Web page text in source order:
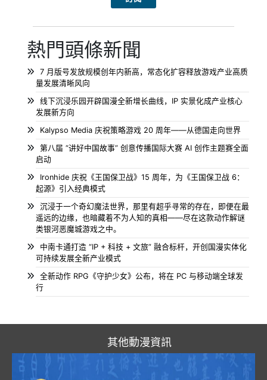
熱門頭條新聞
7 月版号发放规模创年内新高，常态化扩容释放游戏产业高质
量发展清晰风向
线下沉浸乐园开辟国漫全新增长曲线，IP 实景化成产业核心
发展新方向
Kalypso Media 庆祝策略游戏 20 周年——从德国走向世界
第八届 “讲好中国故事” 创意传播国际大赛 AI 创作主题赛全面
启动
Ironhide 庆祝《王国保卫战》15 周年，为《王国保卫战 6：
起源》引入经典模式
沉浸于一个奇幻魔法世界，那里有超乎寻常的存在，即便在最
遥远的边缘，也暗藏着不为人知的真相——尽在这款动作解谜
类银河恶魔城游戏之中。
中南卡通打造 “IP + 科技 + 文旅” 融合标杆，开创国漫实体化
可持续发展全新产业模式
全新动作 RPG《守护少女》公布，将在 PC 与移动端全球发
行
其他動漫資訊